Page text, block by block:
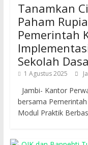
Tanamkan
Paham
Pemerintah
Sekolah
1 Agustus 2025
Jambi- Kantor
bersama
Modul Praktik